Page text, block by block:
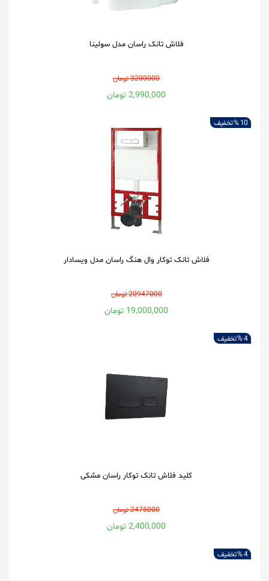
فلاش تانک راسان مدل سولینا
3200000 تومان
2,990,000 تومان
10 % تخفیف
فلاش تانک توکار وال هنگ راسان مدل ویسادار
20947000 تومان
19,000,000 تومان
4 % تخفیف
کلید فلاش تانک توکار راسان مشکی
2475000 تومان
2,400,000 تومان
4 % تخفیف